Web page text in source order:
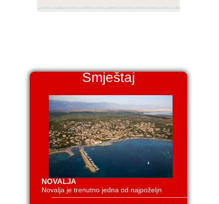
Smještaj
NOVALJA
Novalja je trenutno jedna od najpoželjn